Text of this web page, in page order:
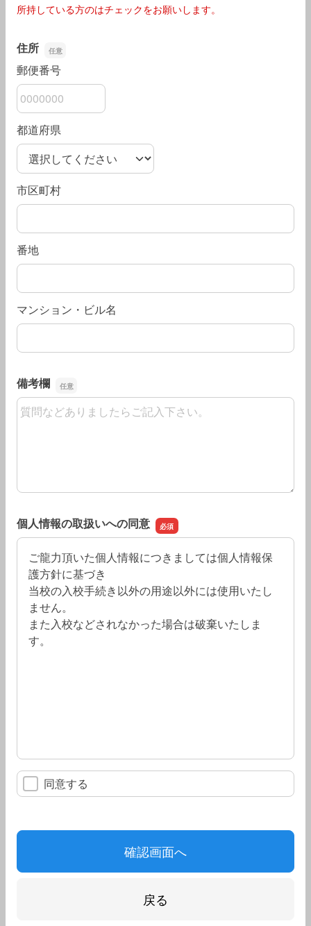
所持している方のはチェックをお願いします。
住所
郵便番号
都道府県
市区町村
番地
マンション・ビル名
備考欄
備考欄
個人情報の取扱いへの同意
ご龍力頂いた個人情報につきましては個人情報保
護方針に基づき
当校の入校手続き以外の用途以外には使用いたし
ません。
また入校などされなかった場合は破棄いたしま
す。
同意する